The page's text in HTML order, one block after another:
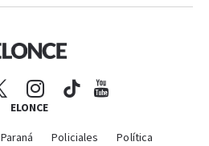
ELONCE
Paraná Policiales
Política